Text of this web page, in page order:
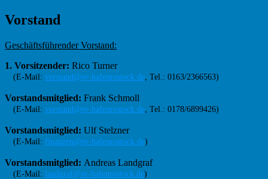
Vorstand
Geschäftsführender Vorstand:
1. Vorsitzender: Rico Turner
(E-Mail:vorstand@sv-hafenrostock.de , Tel.: 0163/2366563)
Vorstandsmitglied: Frank Schmoll
(E-Mail:vorstand@sv-hafenrostock.de , Tel.: 0178/6899426)
Vorstandsmitglied: Ulf Stelzner
(E-Mail: finanzen@sv-hafenrostock.de)
Vorstandsmitglied: Andreas Landgraf
(E-Mail: landgraf@sv-hafenrostock.de)